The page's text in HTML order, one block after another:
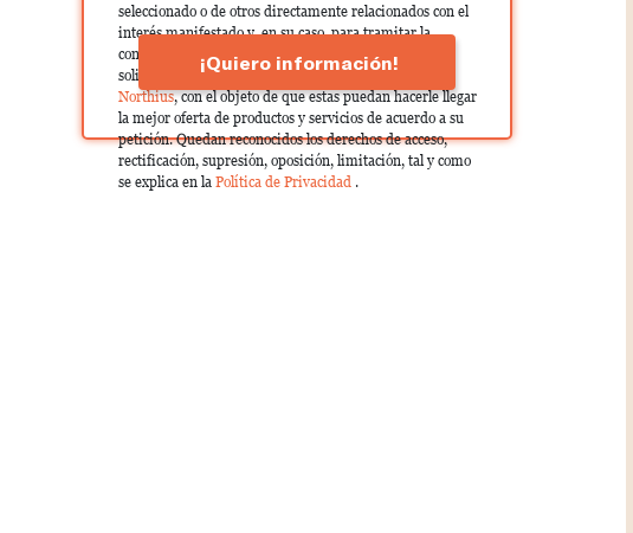
seleccionado o de otros directamente relacionados con el
interés manifestado y, en su caso, para tramitar la
contratación correspondiente. Compartiremos su
solicitud con las empresas que conforman elGrupo
Northius, con el objeto de que estas puedan hacerle llegar
la mejor oferta de productos y servicios de acuerdo a su
petición. Quedan reconocidos los derechos de acceso,
rectificación, supresión, oposición, limitación, tal y como
se explica en la Política de Privacidad .
¡Quiero información!